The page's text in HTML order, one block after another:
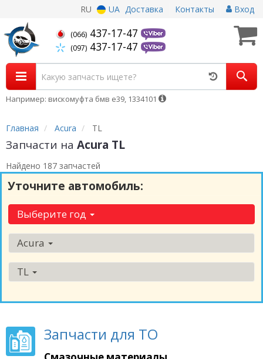
RU UA Доставка Контакты Вход
(066) 437-17-47
(097) 437-17-47
Например: вискомуфта бмв е39, 1334101
Главная Acura TL
Запчасти на Acura TL
Найдено 187 запчастей
Уточните автомобиль:
Выберите год
Acura
TL
Запчасти для ТО